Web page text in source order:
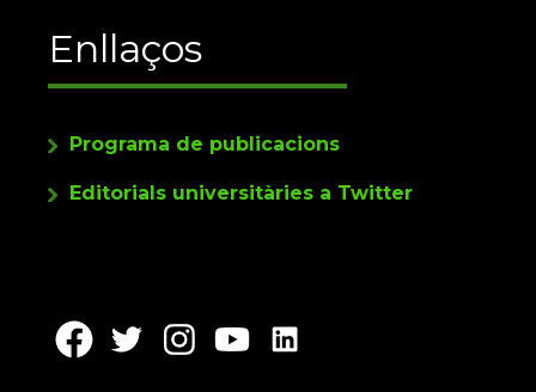
Enllaços
Programa de publicacions
Editorials universitàries a Twitter